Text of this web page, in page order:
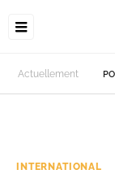
Actuellement
INTERNATIONAL